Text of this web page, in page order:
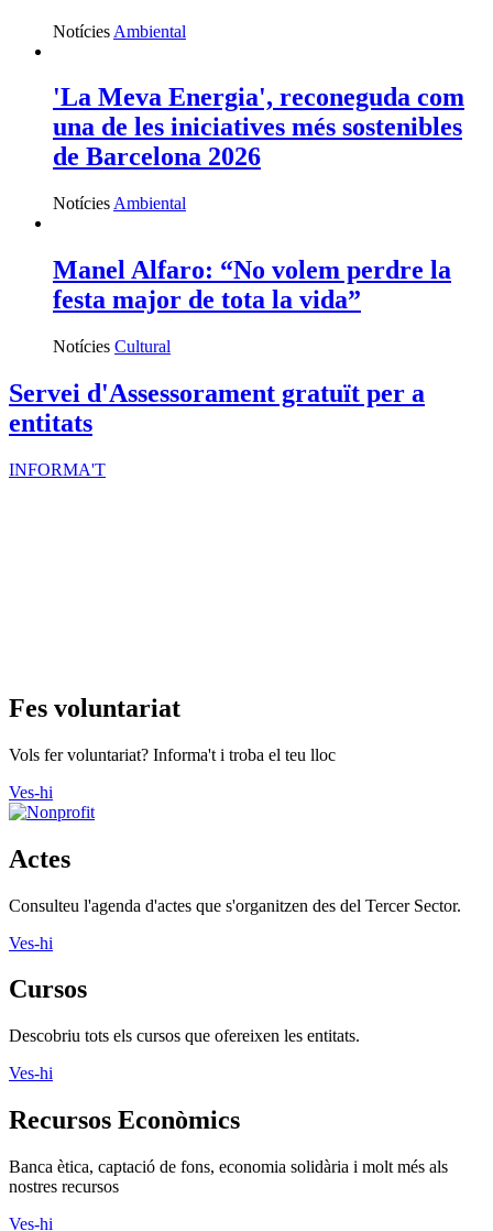
Notícies Ambiental
'La Meva Energia', reconeguda com
una de les iniciatives més sostenibles
de Barcelona 2026
Notícies Ambiental
Manel Alfaro: “No volem perdre la
festa major de tota la vida”
Notícies Cultural
Servei d'Assessorament gratuït per a
entitats
INFORMA'T
Fes voluntariat
Vols fer voluntariat? Informa't i troba el teu lloc
Ves-hi
Actes
Consulteu l'agenda d'actes que s'organitzen des del Tercer Sector.
Ves-hi
Cursos
Descobriu tots els cursos que ofereixen les entitats.
Ves-hi
Recursos Econòmics
Banca ètica, captació de fons, economia solidària i molt més als
nostres recursos
Ves-hi